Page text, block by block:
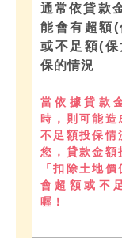
通常依貸款
能會有超額
或不足額(
保的情況
當依據貸款
時，則可能造
不足額投保情
您，貸款金額
「扣除土地
會超額或不
喔！